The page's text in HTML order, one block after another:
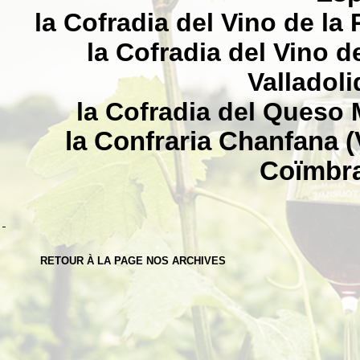
la Cofradia del Vino de la
la Cofradia del Vino
la Cofradia del Queso
la Confraria Chanfana
RETOUR À LA PAGE NOS ARCHIVES